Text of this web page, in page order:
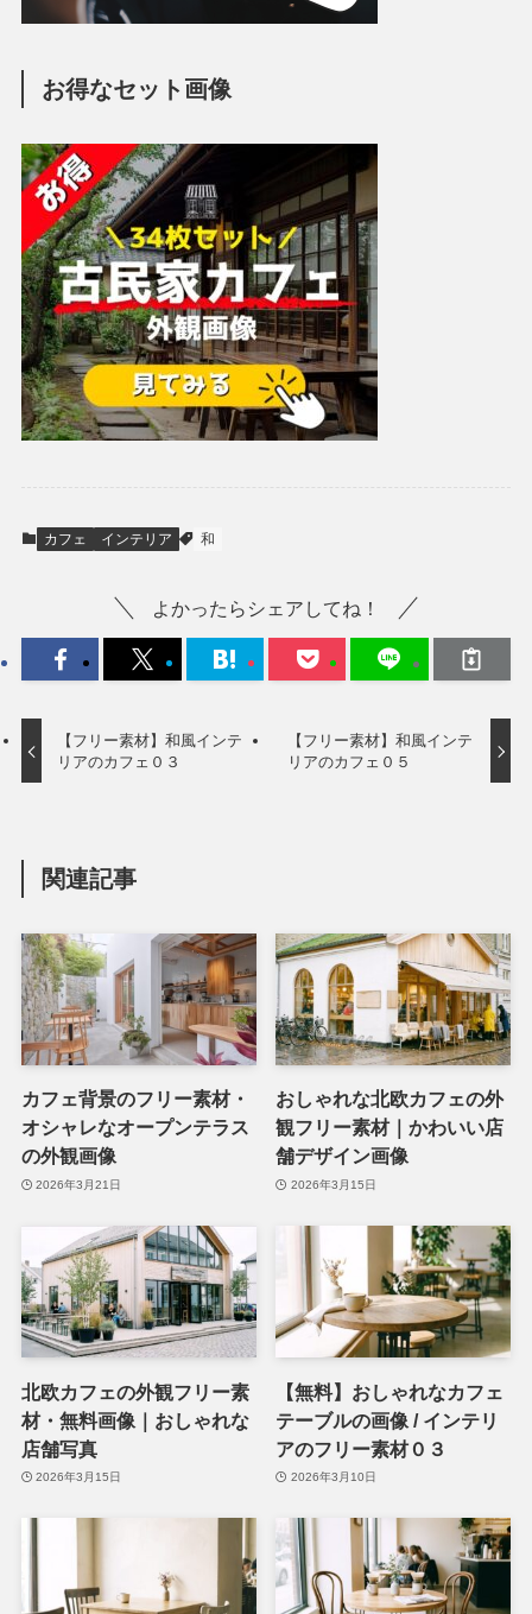
お得なセット画像
カフェ インテリア 和
よかったらシェアしてね！
【フリー素材】和風インテ
リアのカフェ０３
【フリー素材】和風インテ
リアのカフェ０５
関連記事
カフェ背景のフリー素材・
オシャレなオープンテラス
の外観画像
2026年3月21日
おしゃれな北欧カフェの外
観フリー素材｜かわいい店
舗デザイン画像
2026年3月15日
北欧カフェの外観フリー素
材・無料画像｜おしゃれな
店舗写真
2026年3月15日
【無料】おしゃれなカフェ
テーブルの画像 / インテリ
アのフリー素材０３
2026年3月10日